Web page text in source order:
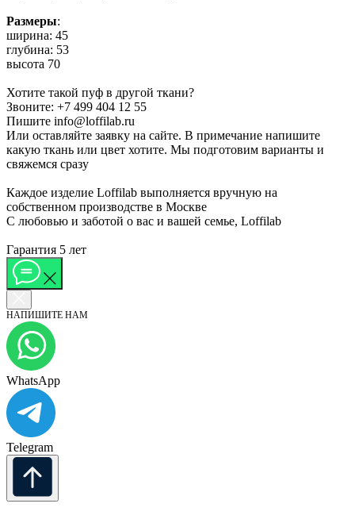
Размеры:
ширина: 45
глубина: 53
высота 70
Хотите такой пуф в другой ткани?
Звоните: +7 499 404 12 55
Пишите info@loffilab.ru
Или оставляйте заявку на сайте. В примечание напишите
какую ткань или цвет хотите. Мы подготовим варианты и
свяжемся сразу
Каждое изделие Loffilab выполняется вручную на
собственном производстве в Москве
С любовью и заботой о вас и вашей семье, Loffilab
Гарантия 5 лет
НАПИШИТЕ НАМ
WhatsApp
Telegram